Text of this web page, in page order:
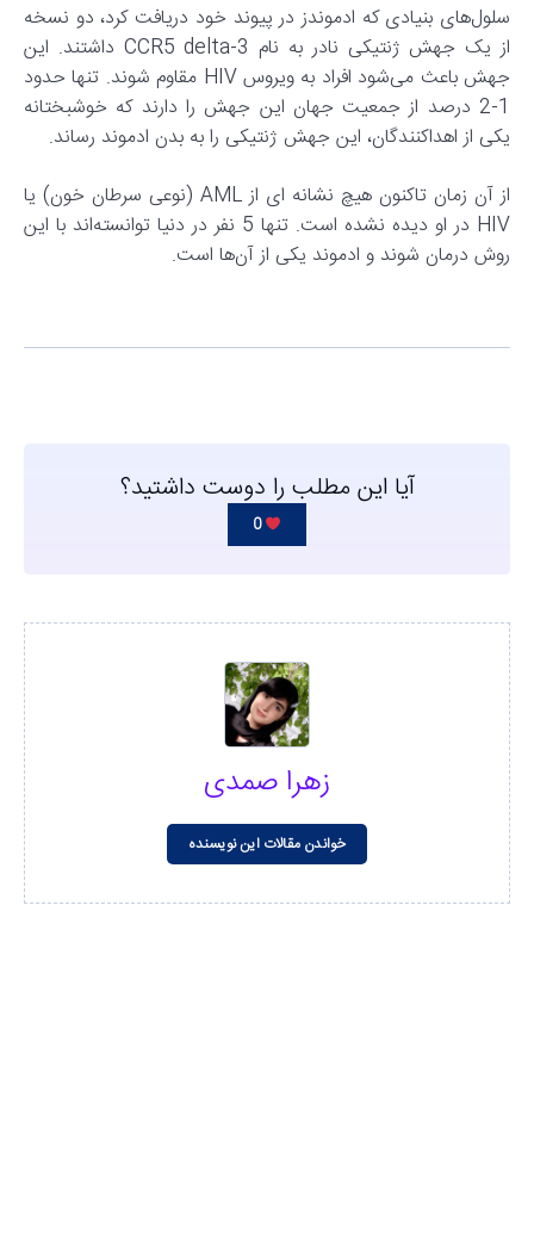
سلول‌های بنیادی که ادموندز در پیوند خود دریافت کرد، دو نسخه
از یک جهش ژنتیکی نادر به نام CCR5 delta-3 داشتند. این
جهش باعث می‌شود افراد به ویروس HIV مقاوم شوند. تنها حدود
1-2 درصد از جمعیت جهان این جهش را دارند که خوشبختانه
یکی از اهداکنندگان، این جهش ژنتیکی را به بدن ادموند رساند.
از آن زمان تاکنون هیچ نشانه ای از AML (نوعی سرطان خون) یا
HIV در او دیده نشده است. تنها 5 نفر در دنیا توانسته‌اند با این
روش درمان شوند و ادموند یکی از آن‌ها است.
آیا این مطلب را دوست داشتید؟
0
زهرا صمدی
خواندن مقالات این نویسنده